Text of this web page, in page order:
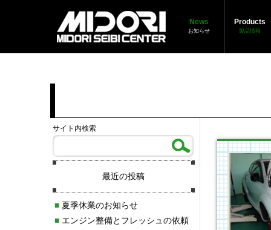
News
お知らせ
Products
製品情報
サイト内検索
最近の投稿
■夏季休業のお知らせ
■エンジン整備とフレッシュの依頼